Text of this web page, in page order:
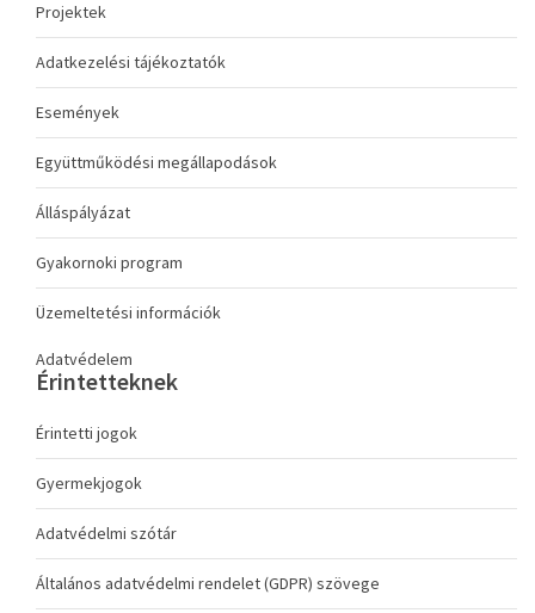
Projektek
Adatkezelési tájékoztatók
Események
Együttműködési megállapodások
Álláspályázat
Gyakornoki program
Üzemeltetési információk
Adatvédelem
Érintetteknek
Érintetti jogok
Gyermekjogok
Adatvédelmi szótár
Általános adatvédelmi rendelet (GDPR) szövege